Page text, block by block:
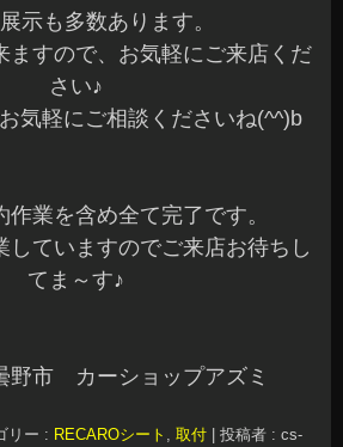
示も多数あります。
ますので、お気軽にご来店くだ
さい♪
気軽にご相談くださいね(^^)b
作業を含め全て完了です。
していますのでご来店お待ちし
てま～す♪
市 カーショップアズミ
リー : RECAROシート , 取付
投稿者 : cs-